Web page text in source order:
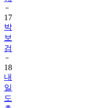
박
보
검
18
내
일
도
출
근!